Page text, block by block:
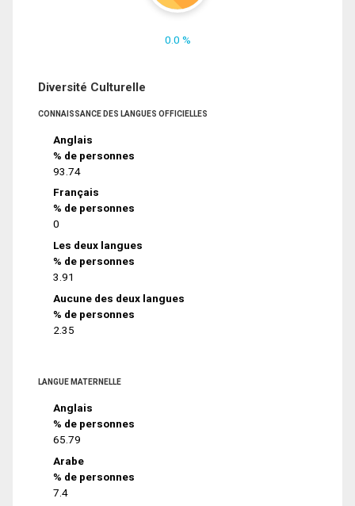
0.0 %
Diversité Culturelle
CONNAISSANCE DES LANGUES OFFICIELLES
Anglais
% de personnes
93.74
Français
% de personnes
0
Les deux langues
% de personnes
3.91
Aucune des deux langues
% de personnes
2.35
LANGUE MATERNELLE
Anglais
% de personnes
65.79
Arabe
% de personnes
7.4